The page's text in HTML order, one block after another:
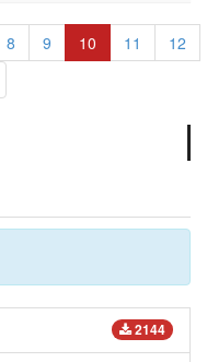
8 9 10 11
12
2144